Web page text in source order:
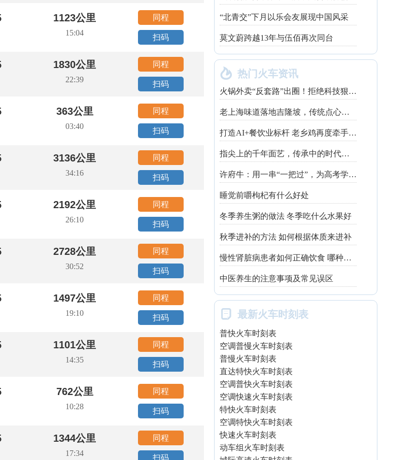
1123公里
15:04
同程
扫码
1830公里
22:39
同程
扫码
363公里
03:40
同程
扫码
3136公里
34:16
同程
扫码
2192公里
26:10
同程
扫码
2728公里
30:52
同程
扫码
1497公里
19:10
同程
扫码
1101公里
14:35
同程
扫码
762公里
10:28
同程
扫码
1344公里
17:34
同程
扫码
“北青交”下月以乐会友展现中国风采
莫文蔚跨越13年与伍佰再次同台
 热门火车资讯
火锅外卖“反套路”出圈！拒绝科技狠活让同行颤抖
老上海味道落地吉隆坡，传统点心走红不靠噱头
打造AI+餐饮业标杆 老乡鸡再度牵手钉钉
指尖上的千年面艺，传承中的时代匠心——第八届“安琪酵母杯”中华发酵面食大赛武汉赛区开赛
许府牛：用一串“一把过”，为高考学子送上最“牛”祝福
睡觉前嚼枸杞有什么好处
冬季养生粥的做法 冬季吃什么水果好
秋季进补的方法 如何根据体质来进补
慢性肾脏病患者如何正确饮食 哪种吃法有利健康
中医养生的注意事项及常见误区
 最新火车时刻表
普快火车时刻表
空调普慢火车时刻表
普慢火车时刻表
直达特快火车时刻表
空调普快火车时刻表
空调快速火车时刻表
特快火车时刻表
空调特快火车时刻表
快速火车时刻表
动车组火车时刻表